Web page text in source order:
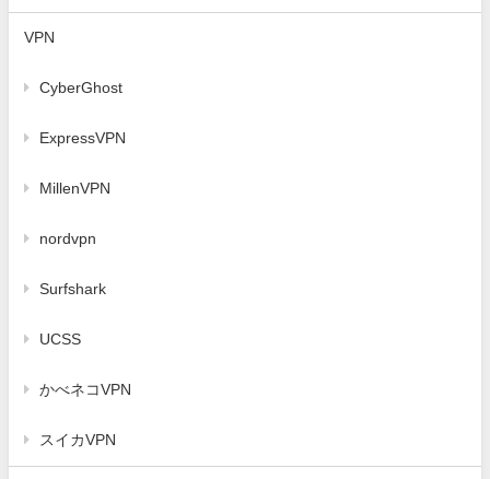
VPN
CyberGhost
ExpressVPN
MillenVPN
nordvpn
Surfshark
UCSS
かべネコVPN
スイカVPN